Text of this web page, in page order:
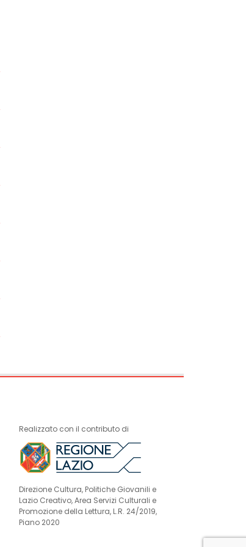
Realizzato con il contributo di
Direzione Cultura, Politiche Giovanili e
Lazio Creativo, Area Servizi Culturali e
Promozione della Lettura, L.R. 24/2019,
Piano 2020